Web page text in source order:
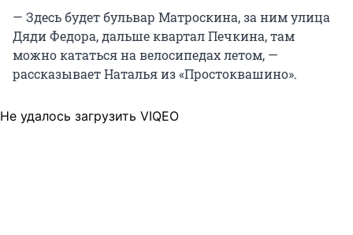
— Здесь будет бульвар Матроскина, за ним улица
Дяди Федора, дальше квартал Печкина, там
можно кататься на велосипедах летом, —
рассказывает Наталья из «Простоквашино».
Не удалось загрузить VIQEO